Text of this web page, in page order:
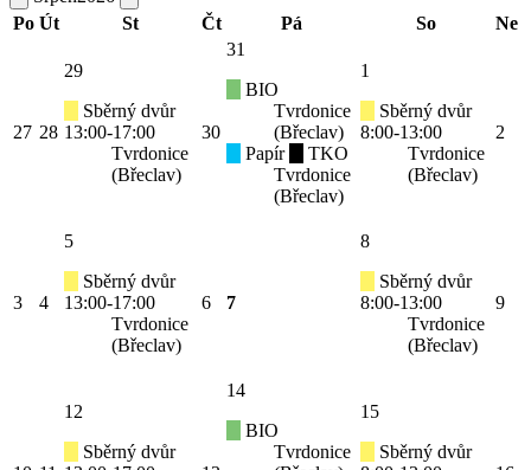
Po Út St Čt Pá So Ne
27 28
29
Sběrný dvůr
13:00-17:00
Tvrdonice
(Břeclav)
30
31
BIO
Tvrdonice
(Břeclav)
Papír
TKO
Tvrdonice
(Břeclav)
1
Sběrný dvůr
8:00-13:00
Tvrdonice
(Břeclav)
2
3 4
5
Sběrný dvůr
13:00-17:00
Tvrdonice
(Břeclav)
6 7
8
Sběrný dvůr
8:00-13:00
Tvrdonice
(Břeclav)
9
12
Sběrný dvůr
14
BIO
Tvrdonice
15
Sběrný dvůr